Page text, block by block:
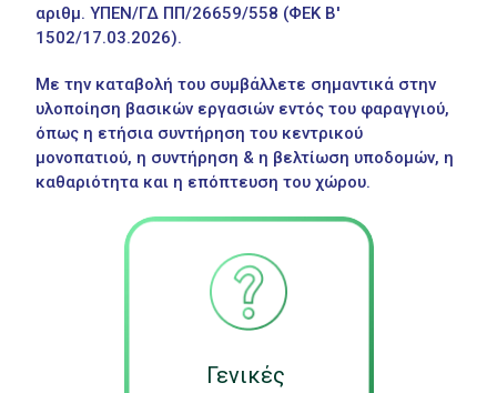
αριθμ. ΥΠΕΝ/ΓΔ ΠΠ/26659/558 (ΦΕΚ Β'
1502/17.03.2026).
Με την καταβολή του συμβάλλετε σημαντικά στην
υλοποίηση βασικών εργασιών εντός του φαραγγιού,
όπως η ετήσια συντήρηση του κεντρικού
μονοπατιού, η συντήρηση & η βελτίωση υποδομών, η
καθαριότητα και η επόπτευση του χώρου.
Γενικές